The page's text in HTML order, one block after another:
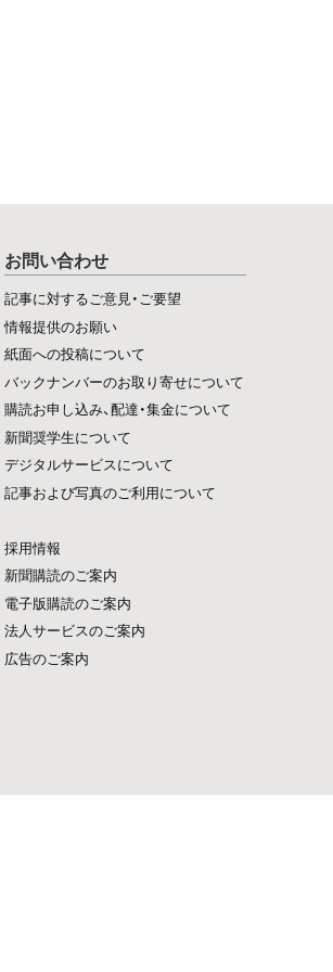
お問い合わせ
記事に対するご意見・ご要望
情報提供のお願い
紙面への投稿について
バックナンバーのお取り寄せについて
購読お申し込み、配達・集金について
新聞奨学生について
デジタルサービスについて
記事および写真のご利用について
採用情報
新聞購読のご案内
電子版購読のご案内
法人サービスのご案内
広告のご案内